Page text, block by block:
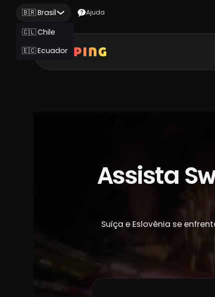
🇧🇷 Brasil
🇨🇱 Chile
🇪🇨 Ecuador
Ajuda
Assista
Suíça e Eslovênia se